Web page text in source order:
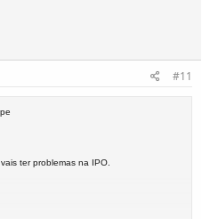
#11
ter problemas na IPO.